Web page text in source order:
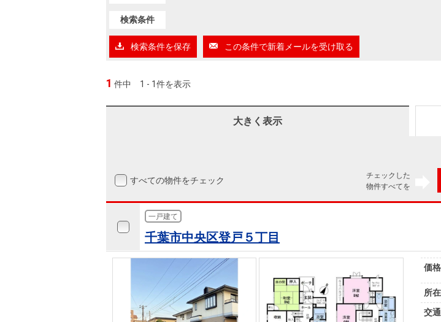
住まいと暮らしの税金の本（電子ブック）
住まいと暮らしの税金の本（電子ブック）
検索条件
検索条件を保存 この条件で新着メールを受け取る
1 件中 1 - 1件を表示
大きく表示
すべての物件をチェック
チェックした
物件すべてを
一戸建て
千葉市中央区登戸５丁目
価格
所
交通